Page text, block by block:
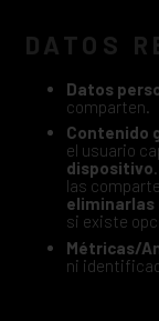
DATOS
Datos
comparten.
Contenido
el usuario
dispositivo
las
eliminarlas
si existe
Métricas/
ni